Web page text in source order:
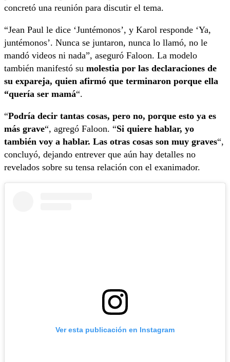
concretó una reunión para discutir el tema.
“Jean Paul le dice ‘Juntémonos’, y Karol responde ‘Ya,
juntémonos’. Nunca se juntaron, nunca lo llamó, no le
mandó videos ni nada”, aseguró Faloon. La modelo
también manifestó su molestia por las declaraciones de
su expareja, quien afirmó que terminaron porque ella
“quería ser mamá“.
“Podría decir tantas cosas, pero no, porque esto ya es
más grave“, agregó Faloon. “Si quiere hablar, yo
también voy a hablar. Las otras cosas son muy graves“,
concluyó, dejando entrever que aún hay detalles no
revelados sobre su tensa relación con el exanimador.
Ver esta publicación en Instagram